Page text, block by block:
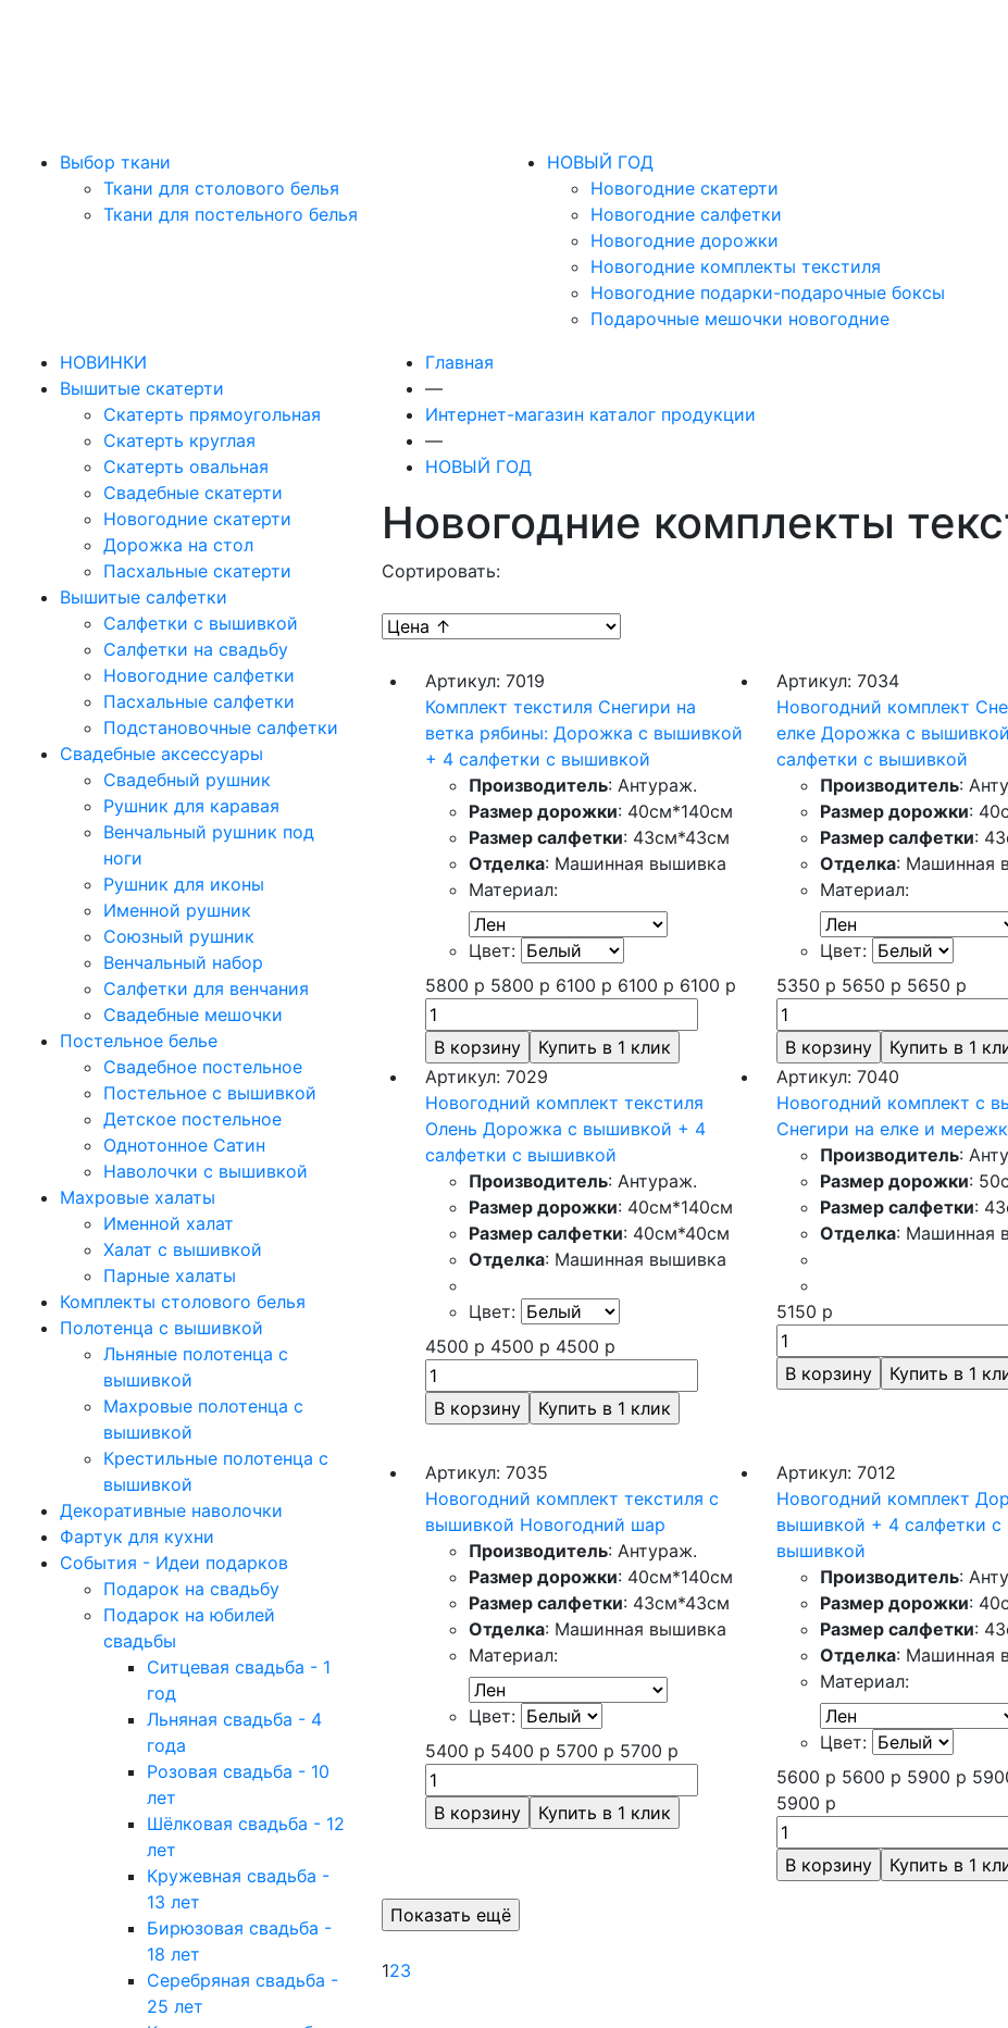
Выбор ткани
Ткани для столового белья
Ткани для постельного белья
НОВЫЙ ГОД
Новогодние скатерти
Новогодние салфетки
Новогодние дорожки
Новогодние комплекты текстиля
Новогодние подарки-подарочные боксы
Подарочные мешочки новогодние
Главная
—
Интернет-магазин каталог продукции
—
НОВЫЙ ГОД
Новогодние комплекты
Сортировать:
Артикул: 7019
Комплект текстиля Снегири на
ветка рябины: Дорожка с вышивкой
+ 4 салфетки с вышивкой
Производитель: Антураж.
Размер дорожки: 40см*140см
Размер салфетки: 43см*43см
Отделка: Машинная вышивка
Материал:
Цвет:
5800 р 5800 р 6100 р 6100 р 6100 р
Артикул: 7034
Новогодний комплект
елке Дорожка с
салфетки с вышивкой
Производитель:
Размер дорожки:
Размер салфетки:
Отделка: Машинная
Материал:
Цвет:
5350 р 5650 р 5650 р
Артикул: 7029
Новогодний комплект текстиля
Олень Дорожка с вышивкой + 4
салфетки с вышивкой
Производитель: Антураж.
Размер дорожки: 40см*140см
Размер салфетки: 40см*40см
Отделка: Машинная вышивка
Цвет:
4500 р 4500 р 4500 р
Артикул: 7040
Новогодний комплект с
Снегири на елке и
Производитель:
Размер дорожки:
Размер салфетки:
Отделка: Машинная
5150 р
Артикул: 7035
Новогодний комплект текстиля с
вышивкой Новогодний шар
Производитель: Антураж.
Размер дорожки: 40см*140см
Размер салфетки: 43см*43см
Отделка: Машинная вышивка
Материал:
Цвет:
5400 р 5400 р 5700 р 5700 р
Артикул: 7012
Новогодний комплект
вышивкой + 4 салфетки с
вышивкой
Производитель:
Размер дорожки:
Размер салфетки:
Отделка: Машинная
Материал:
Цвет:
5600 р 5600 р 5900 р
5900 р
123
НОВИНКИ
Вышитые скатерти
Скатерть прямоугольная
Скатерть круглая
Скатерть овальная
Свадебные скатерти
Новогодние скатерти
Дорожка на стол
Пасхальные скатерти
Вышитые салфетки
Салфетки с вышивкой
Салфетки на свадьбу
Новогодние салфетки
Пасхальные салфетки
Подстановочные салфетки
Свадебные аксессуары
Свадебный рушник
Рушник для каравая
Венчальный рушник под
ноги
Рушник для иконы
Именной рушник
Союзный рушник
Венчальный набор
Салфетки для венчания
Свадебные мешочки
Постельное белье
Свадебное постельное
Постельное с вышивкой
Детское постельное
Однотонное Сатин
Наволочки с вышивкой
Махровые халаты
Именной халат
Халат с вышивкой
Парные халаты
Комплекты столового белья
Полотенца с вышивкой
Льняные полотенца с
вышивкой
Махровые полотенца с
вышивкой
Крестильные полотенца с
вышивкой
Декоративные наволочки
Фартук для кухни
События - Идеи подарков
Подарок на свадьбу
Подарок на юбилей
свадьбы
Ситцевая свадьба - 1
год
Льняная свадьба - 4
года
Розовая свадьба - 10
лет
Шёлковая свадьба - 12
лет
Кружевная свадьба -
13 лет
Бирюзовая свадьба -
18 лет
Серебряная свадьба -
25 лет